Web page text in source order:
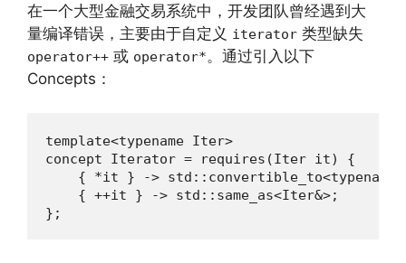
在一个大型金融交易系统中，开发团队曾经遇到大
量编译错误，主要由于自定义 iterator 类型缺失
operator++ 或 operator*。通过引入以下
Concepts：
template<typename Iter>
concept Iterator = requires(Iter it) {
{ *it } ->
    { ++it } -> std::same_as<Iter&>;
};